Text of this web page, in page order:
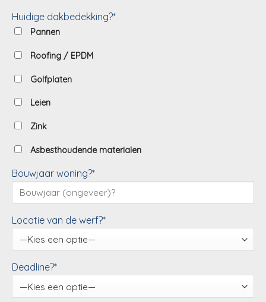
Huidige dakbedekking?*
Pannen
Roofing / EPDM
Golfplaten
Leien
Zink
Asbesthoudende materialen
Bouwjaar woning?*
Locatie van de werf?*
Deadline?*